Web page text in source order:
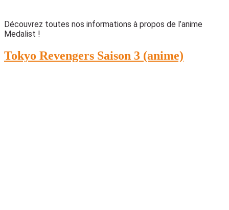
Découvrez toutes nos informations à propos de l’anime
Medalist !
Tokyo Revengers Saison 3 (anime)